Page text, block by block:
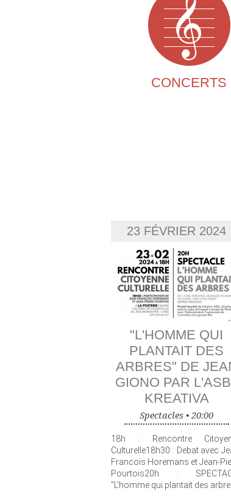
CONCERTS
23 FÉVRIER 2024
"L'HOMME QUI
PLANTAIT DES
ARBRES" DE
GIONO PAR
KREATIVA
Spectacles • 20:00
18h : Rencontre
Culturelle18h30 : Debat avec
Francois Horemans et Jean-
Pourtois20h :
"L'homme qui plantait des